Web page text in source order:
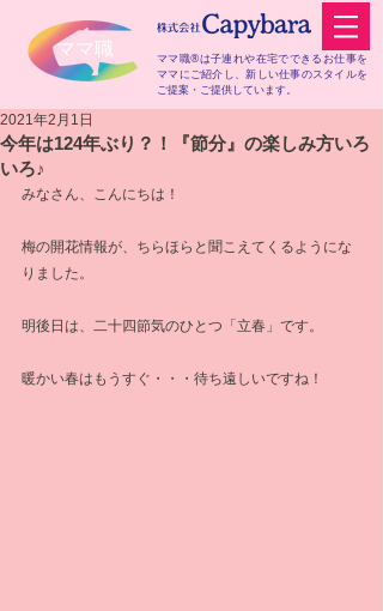
​ママ職
ママ職®は子連れや在宅でできるお仕事を
ママにご紹介し、新しい仕事のスタイルを
ご提案・ご提供しています。
今年は124年ぶり？！『節分』の楽しみ方いろ
いろ♪
2021年2月1日
みなさん、こんにちは！
梅の開花情報が、ちらほらと聞こえてくるようにな
りました。
明後日は、二十四節気のひとつ「立春」です。
暖かい春はもうすぐ・・・待ち遠しいですね！